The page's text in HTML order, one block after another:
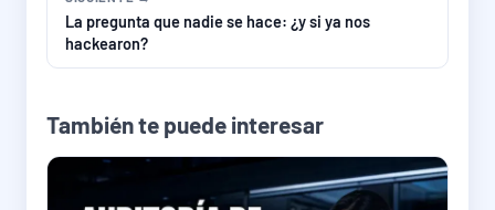
La pregunta que nadie se hace: ¿y si ya nos
hackearon?
También te puede interesar